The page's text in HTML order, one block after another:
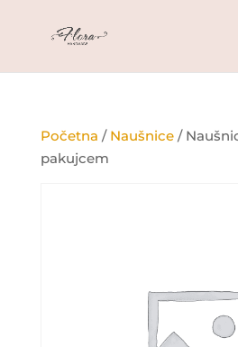
Početna / Naušnice/
pakujcem